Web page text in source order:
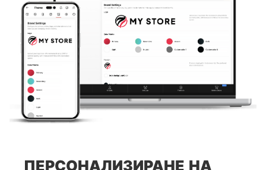
ПЕРСОНАЛИЗИРАНЕ НА